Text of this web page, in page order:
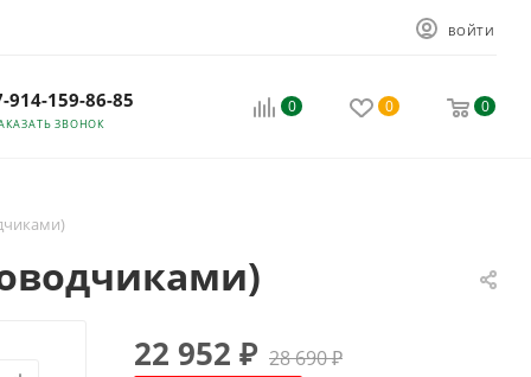
ВОЙТИ
914-159-86-85
ЗВОНОК
0 0 0
22 952 ₽ 28 690₽